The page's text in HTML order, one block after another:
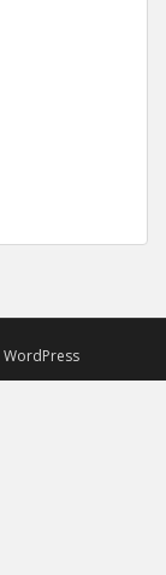
WordPress